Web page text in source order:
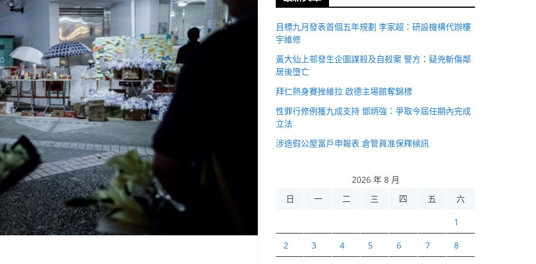
目標九月發表首個五年規劃 李家超：研設機構代辦樓
宇維修
黃大仙上邨發生企圖謀殺及自殺案 警方：疑兇斬傷鄰
居後墮亡
拜仁熱身賽挫維拉 啟德主場館奪錦標
性罪行修例獲九成支持 鄧炳強：爭取今屆任期內完成
立法
涉造假公屋富戶申報表 倉管員准保釋候訊
2026 年 8 月
日
一 二 三 四 五 六
1
2 3 4 5 6 7 8